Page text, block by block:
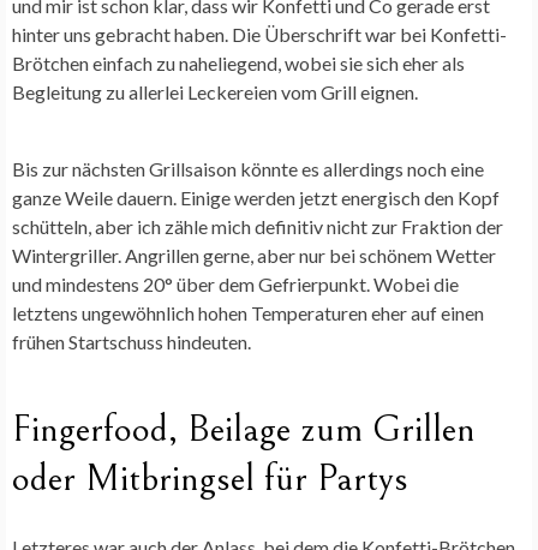
und mir ist schon klar, dass wir Konfetti und Co gerade erst
hinter uns gebracht haben. Die Überschrift war bei Konfetti-
Brötchen einfach zu naheliegend, wobei sie sich eher als
Begleitung zu allerlei Leckereien vom Grill eignen.
Bis zur nächsten Grillsaison könnte es allerdings noch eine
ganze Weile dauern. Einige werden jetzt energisch den Kopf
schütteln, aber ich zähle mich definitiv nicht zur Fraktion der
Wintergriller. Angrillen gerne, aber nur bei schönem Wetter
und mindestens 20° über dem Gefrierpunkt. Wobei die
letztens ungewöhnlich hohen Temperaturen eher auf einen
frühen Startschuss hindeuten.
Fingerfood, Beilage zum Grillen
oder Mitbringsel für Partys